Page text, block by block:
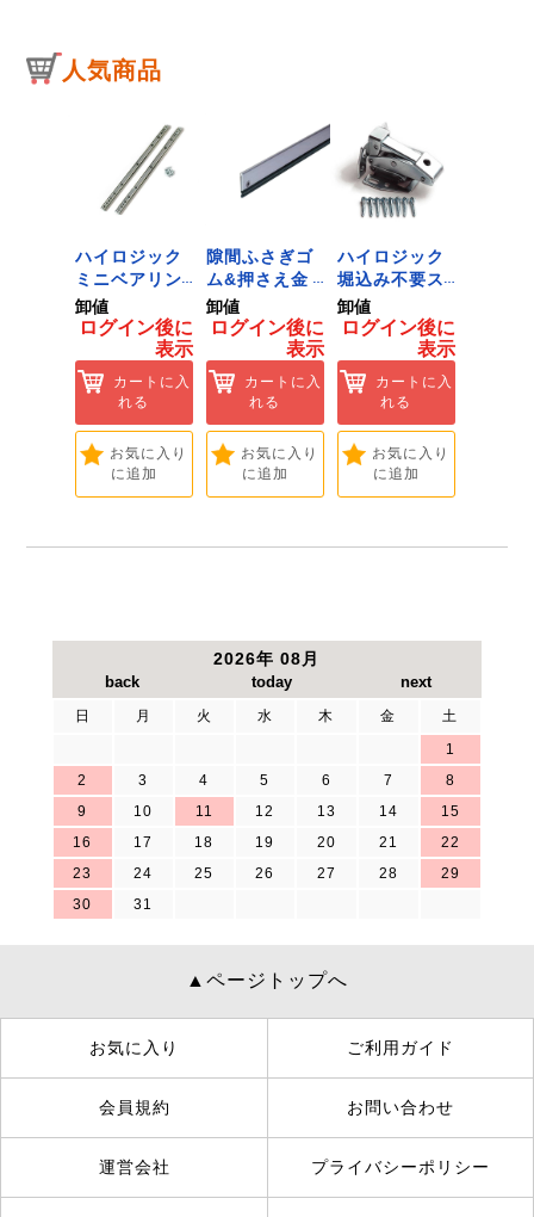
必ず下あご側へ回してください。
人気商品
ハイロジック
ミニベアリン
グタイプ 310
ミリ 72958
Hardware]
卸値
ログイン後に
表示
カートに入
れる
お気に入り
に追加
隙間ふさぎゴ
ム&押さえ金
物 72909
卸値
ログイン後に
表示
カートに入
れる
お気に入り
に追加
ハイロジック
堀込み不要ス
ライド蝶番S
無兼用 P-726
Hardware]
卸値
ログイン後に
表示
カートに入
れる
お気に入り
に追加
2026年 08月
日 月 火 水 木 金
土
1
2
3 4 5 6 7
8
9
10 11 12 13 14
15
16
17 18 19 20 21
22
23
24 25 26 27 28
29
30
31
▲ページトップへ
お気に入り ご利用ガイド
会員規約 お問い合わせ
運営会社 プライバシーポリシー